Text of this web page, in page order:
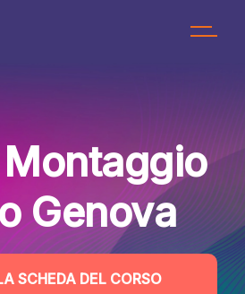
Genova
SCHEDA DEL CORSO